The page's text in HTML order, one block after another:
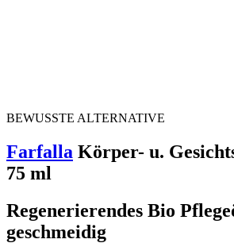
BEWUSSTE ALTERNATIVE
Farfalla Körper- u.
75 ml
Regenerierendes Bio
geschmeidig